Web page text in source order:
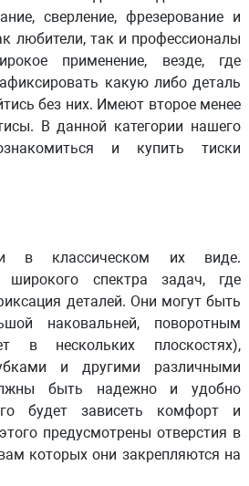
сверление, фрезерование и
любители, так и профессионалы
применение, везде, где
какую либо деталь
без них. Имеют второе менее
В данной категории нашего
и купить тиски
в классическом их виде.
широкого спектра задач, где
деталей. Они могут быть
наковальней, поворотным
в нескольких плоскостях),
и другими различными
быть надежно и удобно
будет зависеть комфорт и
предусмотрены отверстия в
которых они закрепляются на